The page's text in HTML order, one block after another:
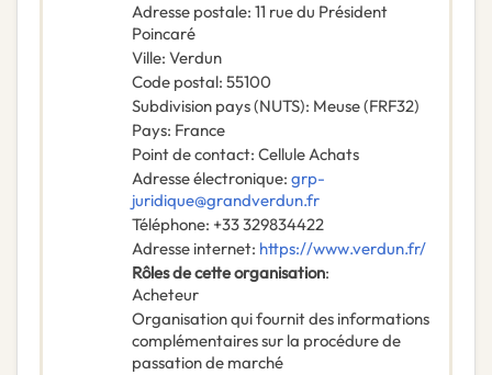
Adresse postale: 11 rue du Président
Poincaré
Ville: Verdun
Code postal: 55100
Subdivision pays (NUTS): Meuse(FRF32)
Pays: France
Point de contact: Cellule Achats
Adresse électronique: grp-
juridique@grandverdun.fr
Téléphone: +33 329834422
Adresse internet: https://www.verdun.fr/
Rôles de cette organisation:
Acheteur
Organisation qui fournit des informations
complémentaires sur la procédure de
passation de marché